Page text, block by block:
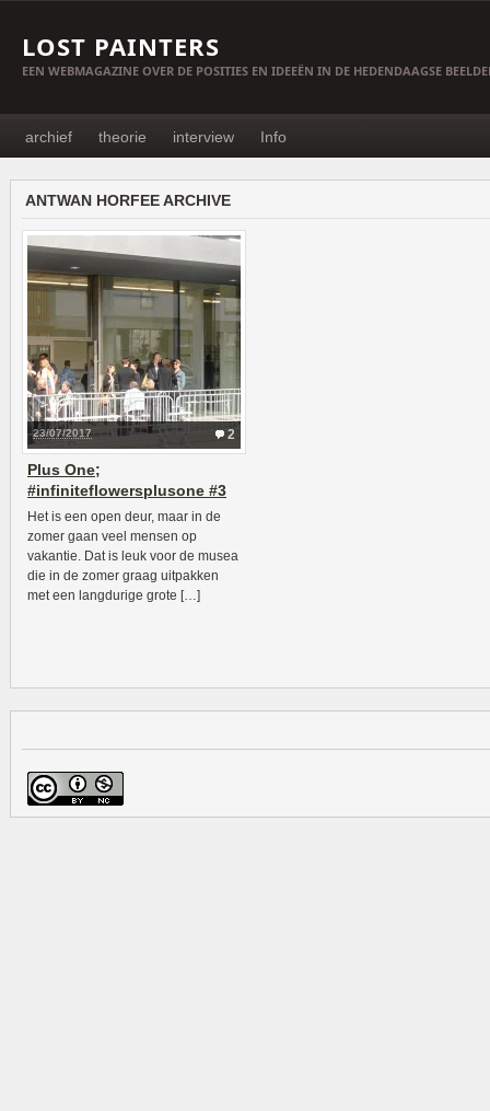
LOST PAINTERS
EEN WEBMAGAZINE OVER DE POSITIES EN IDEEËN IN DE HEDENDAAGSE
archief theorie interview Info
ANTWAN HORFEE ARCHIVE
2
23/07/2017
Plus One;
#infiniteflowersplusone #3
Het is een open deur, maar in de
zomer gaan veel mensen op
vakantie. Dat is leuk voor de musea
die in de zomer graag uitpakken
met een langdurige grote […]